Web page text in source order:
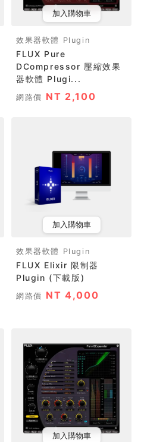
加入購物車
效果器軟體 Plugin
FLUX Pure
DCompressor 壓縮效果
器軟體 Plugi...
網路價 NT 2,100
加入購物車
效果器軟體 Plugin
FLUX Elixir 限制器
Plugin (下載版)
網路價 NT 4,000
加入購物車